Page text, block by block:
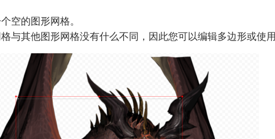
空的图形网格。
与其他图形网格没有什么不同，因此您可以编辑多边形或使